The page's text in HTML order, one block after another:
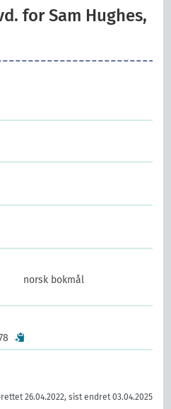
for Sam Hughes,
norsk bokmål
26.04.2022, sist endret 03.04.2025